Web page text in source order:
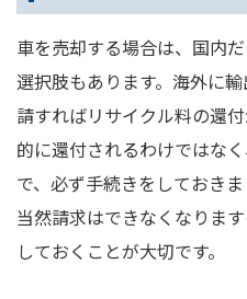
車を売却する場合は、国内
選択肢もあります。海外に
請すればリサイクル料の還
的に還付されるわけではな
で、必ず手続きをしておき
当然請求はできなくなりま
しておくことが大切です。